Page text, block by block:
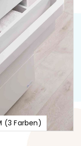
(3 Farben)